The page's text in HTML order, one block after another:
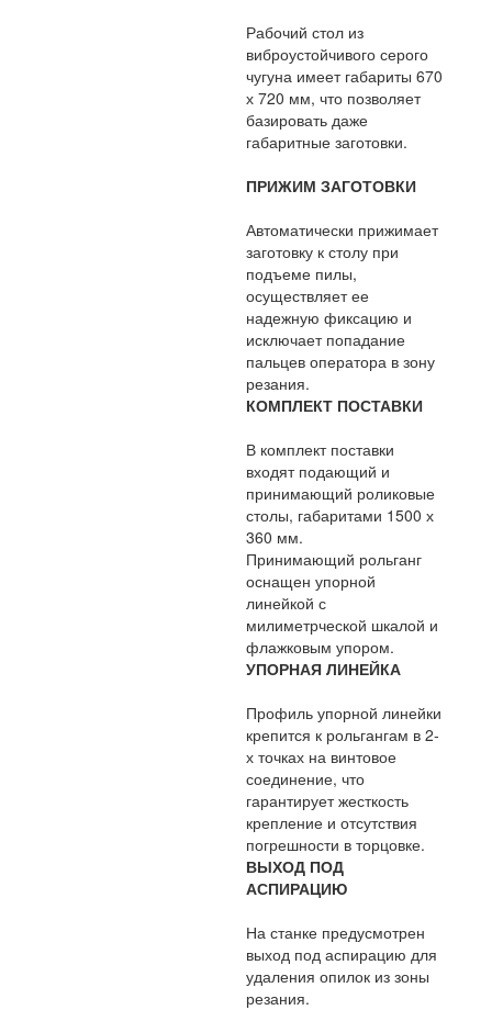
Рабочий стол из
виброустойчивого серого
чугуна имеет габариты 670
х 720 мм, что позволяет
базировать даже
габаритные заготовки.
ПРИЖИМ ЗАГОТОВКИ
Автоматически прижимает
заготовку к столу при
подъеме пилы,
осуществляет ее
надежную фиксацию и
исключает попадание
пальцев оператора в зону
резания.
КОМПЛЕКТ ПОСТАВКИ
В комплект поставки
входят подающий и
принимающий роликовые
столы, габаритами 1500 х
360 мм.
Принимающий рольганг
оснащен упорной
линейкой с
милиметрческой шкалой и
флажковым упором.
УПОРНАЯ ЛИНЕЙКА
Профиль упорной линейки
крепится к рольгангам в 2-
х точках на винтовое
соединение, что
гарантирует жесткость
крепление и отсутствия
погрешности в торцовке.
ВЫХОД ПОД
АСПИРАЦИЮ
На станке предусмотрен
выход под аспирацию для
удаления опилок из зоны
резания.